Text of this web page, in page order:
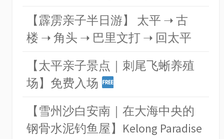
【霹雳亲子半日游】 太平 ➝ 古
楼 ➝ 角头 ➝ 巴里文打 ➝ 回太平
【太平亲子景点｜刺尾飞蜥养殖
场】免费入场
【雪州沙白安南｜在大海中央的
钢骨水泥钓鱼屋】Kelong Paradise